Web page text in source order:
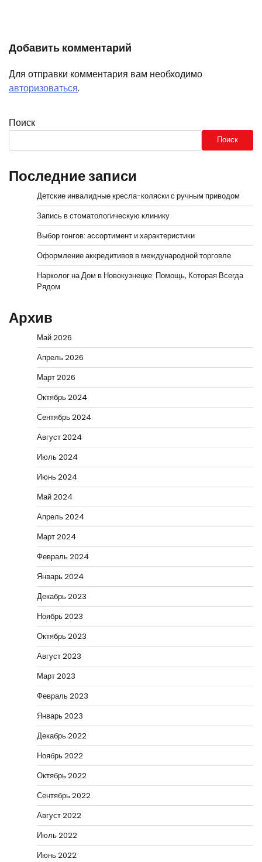
Добавить комментарий
Для отправки комментария вам необходимо
авторизоваться.
Поиск
Поиск
Последние записи
Детские инвалидные кресла-коляски с ручным приводом
Запись в стоматологическую клинику
Выбор гонгов: ассортимент и характеристики
Оформление аккредитивов в международной торговле
Нарколог на Дом в Новокузнецке: Помощь, Которая Всегда
Рядом
Архив
Май 2026
Апрель 2026
Март 2026
Октябрь 2024
Сентябрь 2024
Август 2024
Июль 2024
Июнь 2024
Май 2024
Апрель 2024
Март 2024
Февраль 2024
Январь 2024
Декабрь 2023
Ноябрь 2023
Октябрь 2023
Август 2023
Март 2023
Февраль 2023
Январь 2023
Декабрь 2022
Ноябрь 2022
Октябрь 2022
Сентябрь 2022
Август 2022
Июль 2022
Июнь 2022